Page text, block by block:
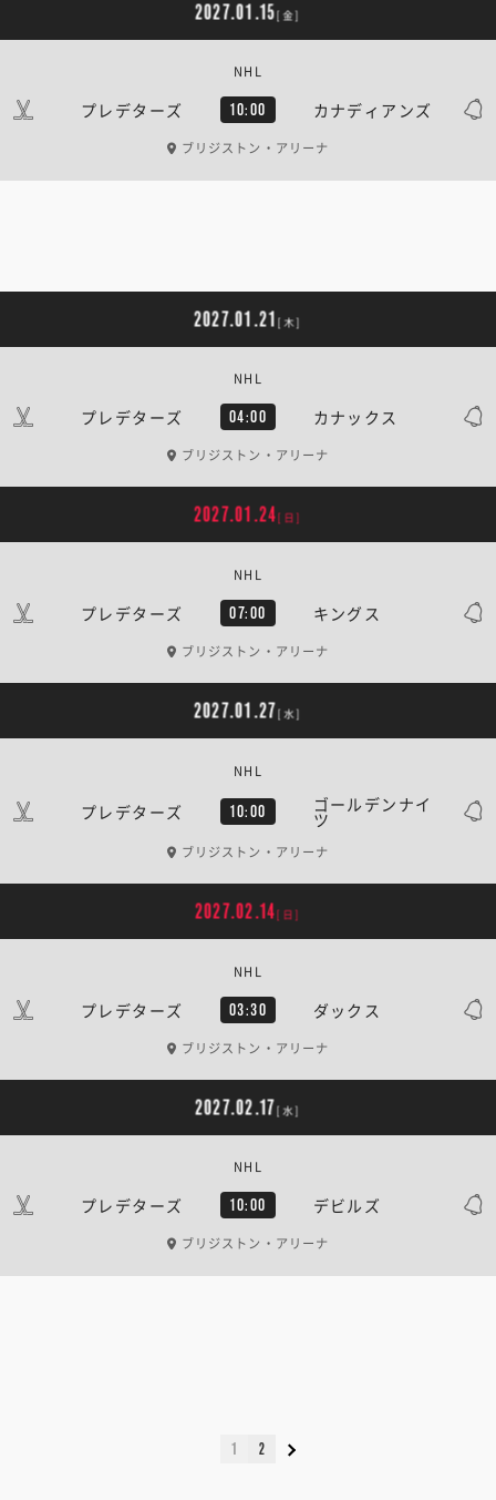
2027.01.15[金]
プレデターズ 10:00 カナディアンズ
NHL
ブリジストン・アリーナ
2027.01.21 [木]
プレデターズ 04:00 カナックス
NHL
ブリジストン・アリーナ
2027.01.24[日]
プレデターズ 07:00 キングス
NHL
ブリジストン・アリーナ
2027.01.27[水]
プレデターズ 10:00 ゴールデンナイ
ツ
NHL
ブリジストン・アリーナ
2027.02.14[日]
プレデターズ 03:30 ダックス
NHL
ブリジストン・アリーナ
2027.02.17[水]
プレデターズ 10:00 デビルズ
NHL
ブリジストン・アリーナ
1 2